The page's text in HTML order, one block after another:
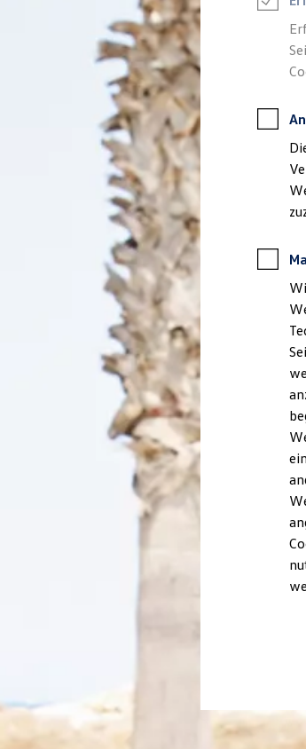
Reifenpakete
Leasing
Leasing-Angebote
Gebrauchtwagen Leasing
Junge Gebrauchtwagen-Leasing
Elektroauto Leasing
Kleinwagen-Leasing
Leasing ohne Anzahlung
Finanzierung
Autokredit mit Schlussrate
Versicherungen und Garantien
Kfz-Versicherung
Restschuldversicherungen
Garantien
Wartungsverträge
Geschäftskunden
Professional Class bei
Großkunden
Behörden
Direktkunden
Sonderfahrzeuge
Anpfiff zum Gewinn
Elektromobilität
Elektroautos
ID. Tutorials
Elektrofahrzeugkonzepte
ID. EVERY1
Reichweite
Reichweite der ID. Modelle
Reichweite im Winter
Rekuperation
Laden unterwegs
Kaufoptionen
E-Auto-Förderung
Software und Konnektivität